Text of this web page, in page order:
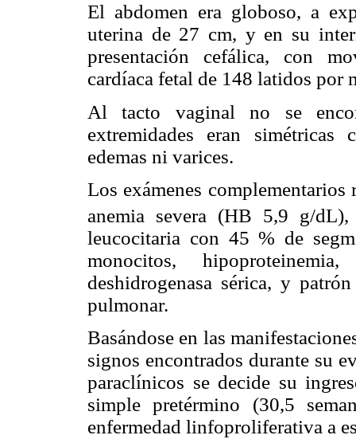
El abdomen era globoso, a
uterina de 27 cm, y en su
presentación cefálica, con
cardíaca fetal de 148 latidos por
Al tacto vaginal no se
extremidades eran simétricas
edemas ni varices.
Los exámenes
anemia severa (HB 5,9 g/
leucocitaria con 45 % de
monocitos,
deshidrogenasa sérica, y
pulmonar.
Basándose en las
signos encontrados durante su
paraclínicos se decide su
simple pretérmino (30,5
enfermedad linfoproliferativa a